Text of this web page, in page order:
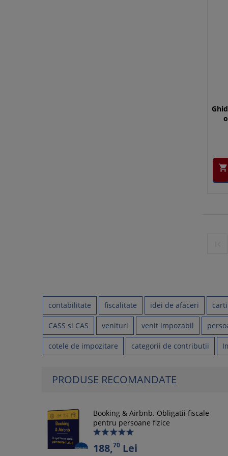

contabilitate fiscalitate idei de afaceri
CASS si CAS venituri venit impozabil
cotele de impozitare categorii de contributii
PRODUSE RECOMANDATE
Booking & Airbnb. Obligatii fiscale
pentru persoane fizice
188,70 Lei